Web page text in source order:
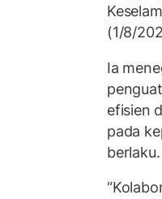
(1/8/
Ia
efisien
pada
berlaku.